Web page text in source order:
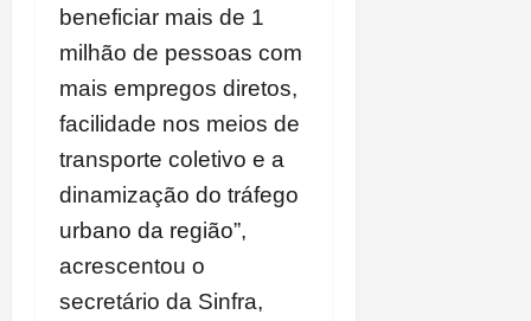
beneficiar mais de 1
milhão de pessoas com
mais empregos diretos,
facilidade nos meios de
transporte coletivo e a
dinamização do tráfego
urbano da região”,
acrescentou o
secretário da Sinfra,